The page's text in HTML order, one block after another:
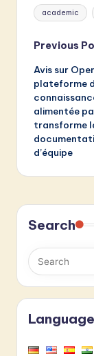
Tags:
academic
Post
Previous
Avis sur
plateforme
alimentée
transforme
d’équipe
Search
Language